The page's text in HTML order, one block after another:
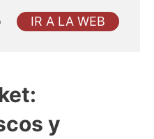
IR A LA WEB
y